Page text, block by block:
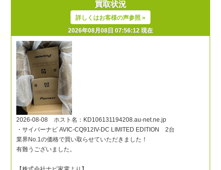
買取状況
詳しくはお客様の声参照 »
2026年08月08日 07:56:12 現在